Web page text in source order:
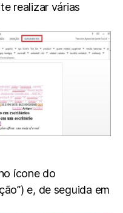
realizar várias
ícone do
e, de seguida em